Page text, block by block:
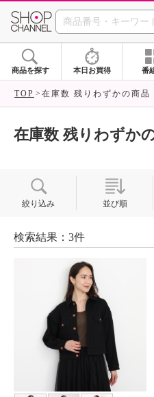
商品を探す 本日お買得 番
TOP 在庫数 残りわずかの商品
在庫数 残りわずか
絞り込み 並び順
検索結果：3件